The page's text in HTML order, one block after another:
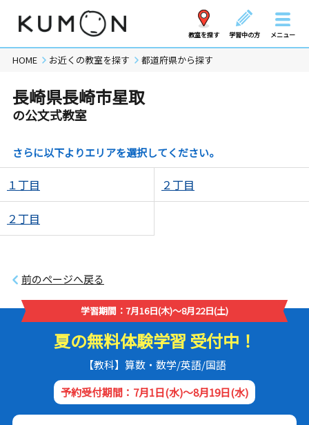
教室を探す 学習中の方 メニュー
HOME お近くの教室を探す 都道府県から探す
長崎県長崎市星取
の公文式教室
さらに以下よりエリアを選択してください。
１丁目 ２丁目
２丁目
前のページへ戻る
学習期間：7月16日(木)～8月22日(土)
夏の無料体験学習 受付中！
【教科】算数・数学/英語/国語
予約受付期間：7月1日(水)～8月19日(水)